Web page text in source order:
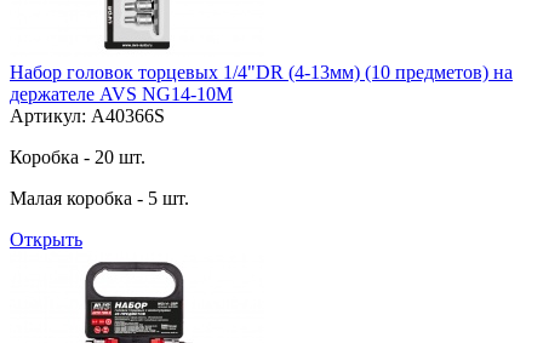
Набор головок торцевых 1/4"DR (4-13мм) (10 предметов) на
держателе AVS NG14-10M
Артикул: A40366S
Коробка - 20 шт.
Малая коробка - 5 шт.
Открыть